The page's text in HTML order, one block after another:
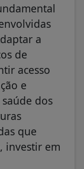
a
de
acesso
e
dos
que
investir em